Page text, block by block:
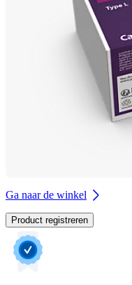
Ga naar de winkel
Product registreren